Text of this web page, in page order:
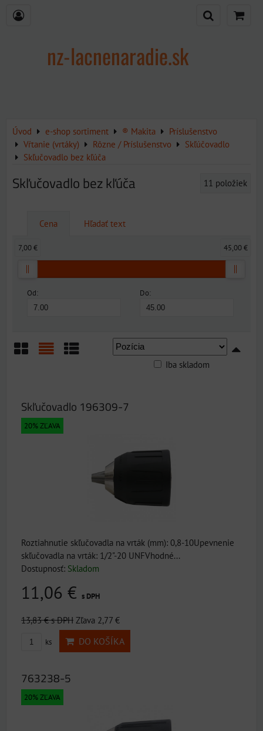
nz-lacnenaradie.sk
Úvod e-shop sortiment ® Makita
Príslušenstvo
Vŕtanie (vrtáky)
Rôzne / Príslušenstvo
Skľúčovadlo
Skľučovadlo bez kľúča
Skľučovadlo bez kľúča 11 položiek
Cena Hľadať text
Od: Do:
7,00 € 45,00 €
Iba skladom
Skľučovadlo 196309-7
20% ZĽAVA
Roztiahnutie skľučovadla na vrták (mm): 0,8-10Upevnenie
skľučovadla na vrták: 1/2"-20 UNFVhodné...
Dostupnosť: Skladom
11,06 € s DPH
13,83 €s DPH Zľava 2,77 €
ks DO KOŠÍKA
763238-5
20% ZĽAVA